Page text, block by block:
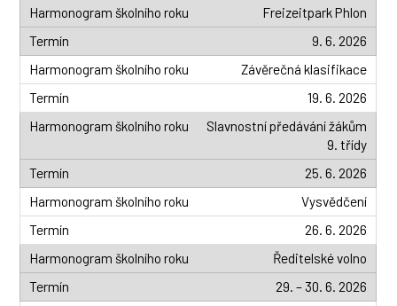
Freizeitpark Phlon
9. 6. 2026
Závěrečná klasifikace
19. 6. 2026
Slavnostní předávání žákům
9. třídy
25. 6. 2026
Vysvědčení
26. 6. 2026
Ředitelské volno
29. – 30. 6. 2026